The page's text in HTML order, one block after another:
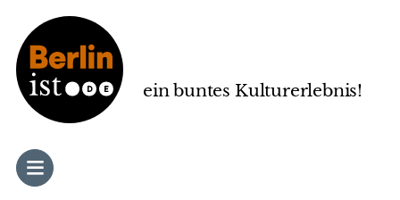
ein buntes Kulturerlebnis!